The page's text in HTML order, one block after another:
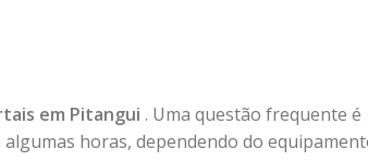
em Pitangui . Uma questão frequente é
horas, dependendo do